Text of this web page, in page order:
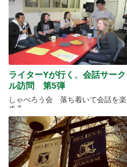
ライターYが行く、会話サーク
ル訪問 第5弾
しゃべろう会 落ち着いて会話を楽
める